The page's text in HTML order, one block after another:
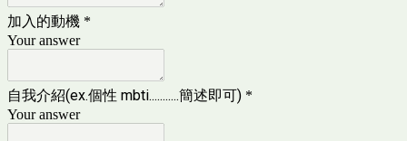
加入的動機 *
Your answer
自我介紹(ex.個性 mbti...........簡述即可) *
Your answer